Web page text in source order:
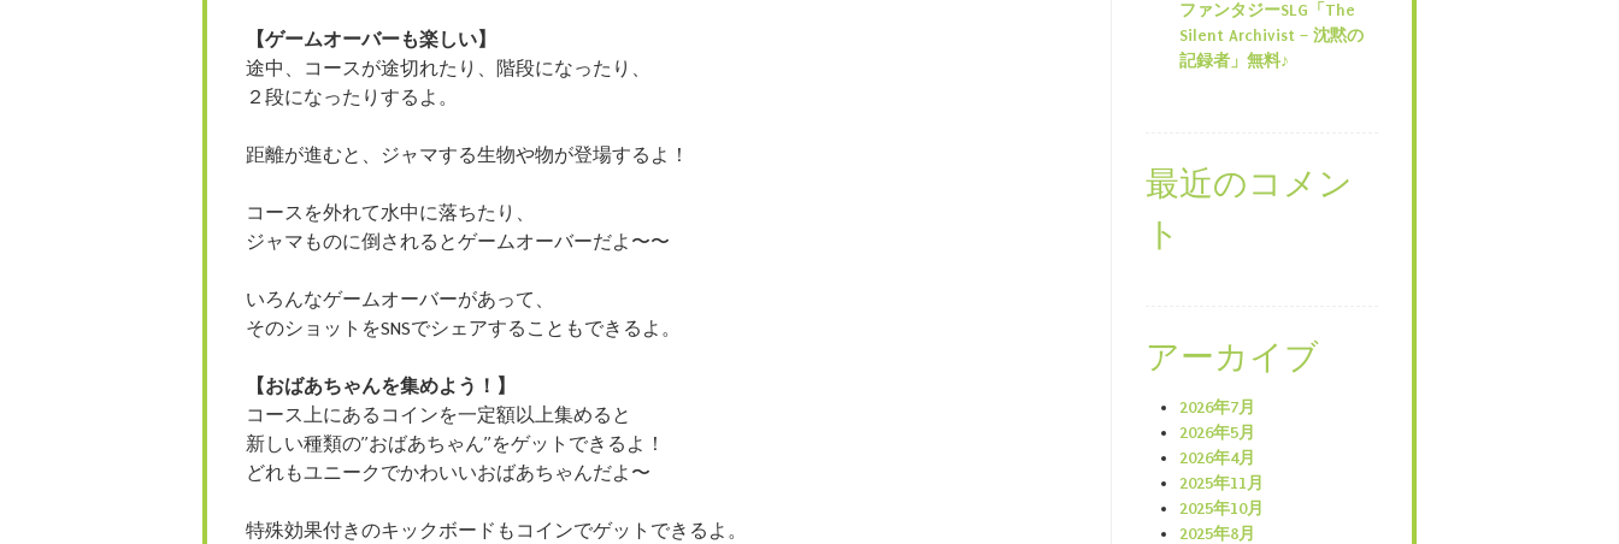
【ゲームオーバーも楽しい】
途中、コースが途切れたり、階段になったり、
２段になったりするよ。
距離が進むと、ジャマする生物や物が登場するよ！
コースを外れて水中に落ちたり、
ジャマものに倒されるとゲームオーバーだよ〜〜
いろんなゲームオーバーがあって、
そのショットをSNSでシェアすることもできるよ。
【おばあちゃんを集めよう！】
コース上にあるコインを一定額以上集めると
新しい種類の”おばあちゃん”をゲットできるよ！
どれもユニークでかわいいおばあちゃんだよ〜
特殊効果付きのキックボードもコインでゲットできるよ。
ファンタジーSLG「The
Silent Archivist – 沈黙の
記録者」無料♪
最近のコメン
ト
アーカイブ
2026年7月
2026年5月
2026年4月
2025年11月
2025年10月
2025年8月